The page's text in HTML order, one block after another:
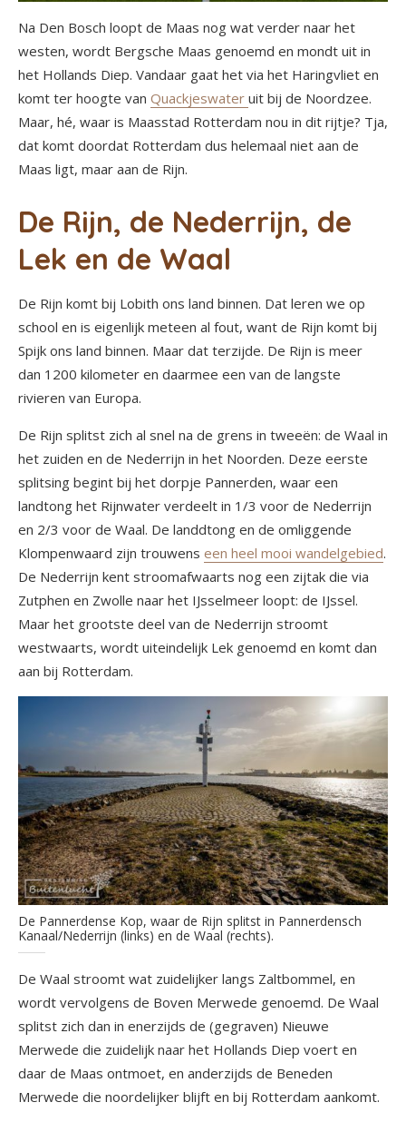
Na Den Bosch loopt de Maas nog wat verder naar het
westen, wordt Bergsche Maas genoemd en mondt uit in
het Hollands Diep. Vandaar gaat het via het Haringvliet en
komt ter hoogte van Quackjeswater uit bij de Noordzee.
Maar, hé, waar is Maasstad Rotterdam nou in dit rijtje? Tja,
dat komt doordat Rotterdam dus helemaal niet aan de
Maas ligt, maar aan de Rijn.
De Rijn, de Nederrijn, de
Lek en de Waal
De Rijn komt bij Lobith ons land binnen. Dat leren we op
school en is eigenlijk meteen al fout, want de Rijn komt bij
Spijk ons land binnen. Maar dat terzijde. De Rijn is meer
dan 1200 kilometer en daarmee een van de langste
rivieren van Europa.
De Rijn splitst zich al snel na de grens in tweeën: de Waal in
het zuiden en de Nederrijn in het Noorden. Deze eerste
splitsing begint bij het dorpje Pannerden, waar een
landtong het Rijnwater verdeelt in 1/3 voor de Nederrijn
en 2/3 voor de Waal. De landdtong en de omliggende
Klompenwaard zijn trouwens een heel mooi wandelgebied.
De Nederrijn kent stroomafwaarts nog een zijtak die via
Zutphen en Zwolle naar het IJsselmeer loopt: de IJssel.
Maar het grootste deel van de Nederrijn stroomt
westwaarts, wordt uiteindelijk Lek genoemd en komt dan
aan bij Rotterdam.
De Pannerdense Kop, waar de Rijn splitst in Pannerdensch
Kanaal/Nederrijn (links) en de Waal (rechts).
De Waal stroomt wat zuidelijker langs Zaltbommel, en
wordt vervolgens de Boven Merwede genoemd. De Waal
splitst zich dan in enerzijds de (gegraven) Nieuwe
Merwede die zuidelijk naar het Hollands Diep voert en
daar de Maas ontmoet, en anderzijds de Beneden
Merwede die noordelijker blijft en bij Rotterdam aankomt.